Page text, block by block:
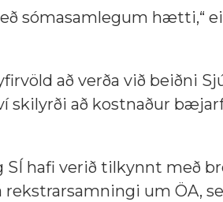
sómasamlegum hætti,“
að verða við beiðni
skilyrði að kostnaður
hafi verið tilkynnt með
um ÖA,